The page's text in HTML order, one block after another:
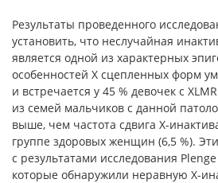
Результаты проведенного
установить, что неслучайная
является одной из характерных
особенностей Х сцепленных форм
и встречается у 45 % девочек с
из семей мальчиков с данной
выше, чем частота сдвига Х-
группе здоровых женщин (6,5 %).
с результатами исследования
которые обнаружили неравную Х-